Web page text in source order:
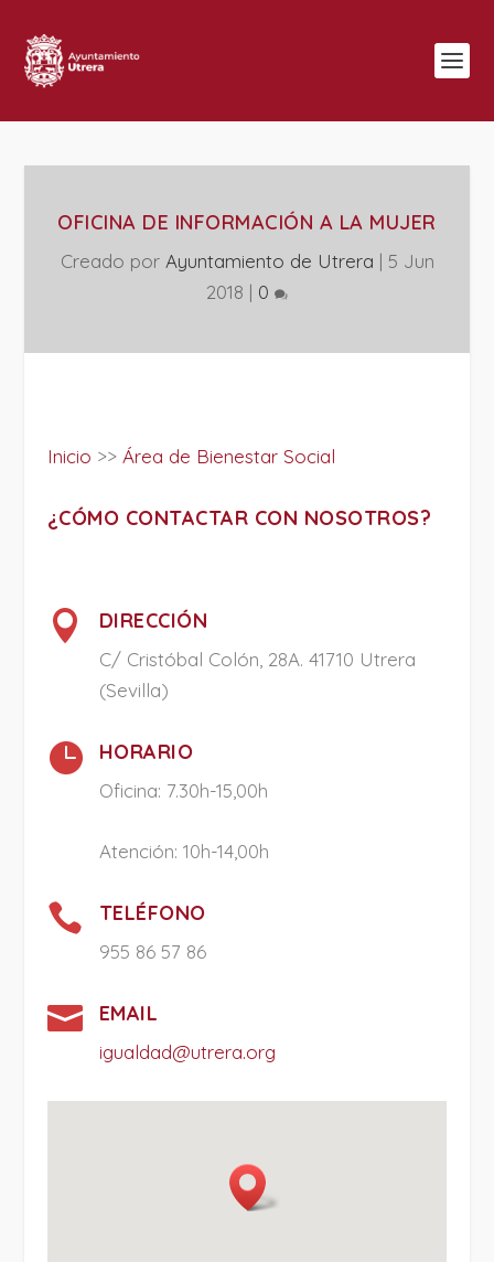
OFICINA DE INFORMACIÓN A LA MUJER
Creado por Ayuntamiento de Utrera | 5 Jun
2018 | 0
Inicio >> Área de Bienestar Social
¿CÓMO CONTACTAR CON NOSOTROS?
 DIRECCIÓN
C/ Cristóbal Colón, 28A. 41710 Utrera
(Sevilla)
 HORARIO
Oficina: 7.30h-15,00h
Atención: 10h-14,00h
 TELÉFONO
955 86 57 86
 EMAIL
igualdad@utrera.org